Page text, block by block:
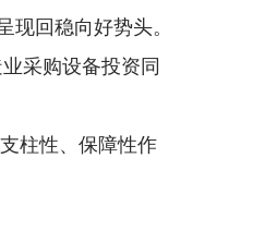
回稳向好势头。
采购设备投资同
柱性、保障性作